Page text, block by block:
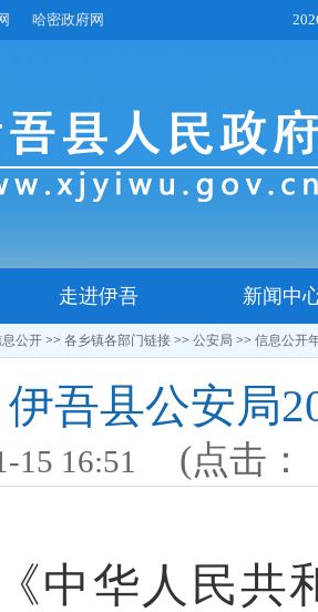
哈密政府网
走进伊吾 新闻中
公开 >> 各乡镇各部门链接 >> 公安局 >> 信息公开
伊吾县公安局
15 16:51 (点击：
中华人民共